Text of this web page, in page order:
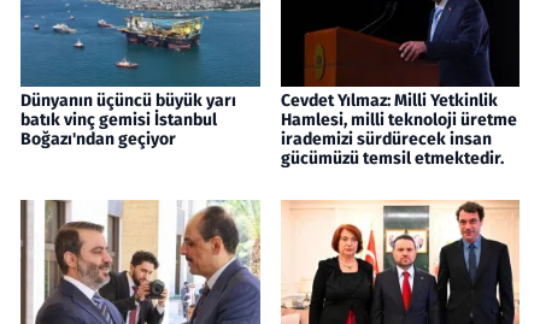
Dünyanın üçüncü büyük yarı
batık vinç gemisi İstanbul
Boğazı'ndan geçiyor
Cevdet Yılmaz: Milli Yetkinlik
Hamlesi, milli teknoloji üretme
irademizi sürdürecek insan
gücümüzü temsil etmektedir.